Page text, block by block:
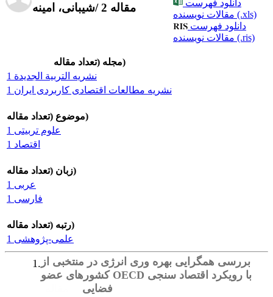
شیبانی، امینه/ 2 مقاله
مقالات نویسنده (.xls)
مقالات نویسنده (.ris)
مجله (تعداد مقاله)
نشریه التربية الجديدة 1
نشریه مطالعات اقتصادی کاربردی ایران 1
موضوع (تعداد مقاله)
علوم تربیتی 1
اقتصاد 1
زبان (تعداد مقاله)
عربی 1
فارسی 1
رتبه (تعداد مقاله)
علمی-پژوهشی 1
1. بررسی همگرایی بهره وری انرژی در منتخبی از
کشورهای عضو OECD با رویکرد اقتصاد سنجی
فضایی